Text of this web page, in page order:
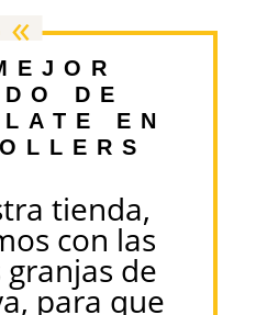
«
DE
EN
tienda,
con las
de
para que